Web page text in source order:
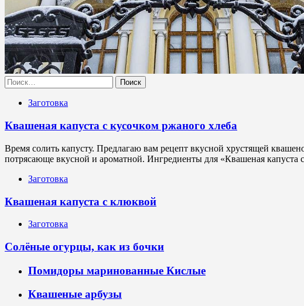
Найти:
Заготовка
Квашеная капуста с кусочком ржаного хлеба
Время солить капусту. Предлагаю вам рецепт вкусной хрустящей
потрясающе вкусной и ароматной. Ингредиенты для «Квашеная
Заготовка
Квашеная капуста с клюквой
Заготовка
Солёные огурцы, как из бочки
Помидоры маринованные Кислые
Квашеные арбузы